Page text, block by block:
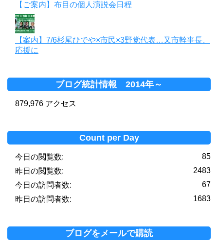
【ご案内】布目の個人演説会日程
【案内】7/6杉尾ひでや×市民×3野党代表…又市幹事長、
応援に
ブログ統計情報 2014年～
879,976 アクセス
Count per Day
85
今日の閲覧数:
2483
昨日の閲覧数:
67
今日の訪問者数:
1683
昨日の訪問者数:
ブログをメールで購読